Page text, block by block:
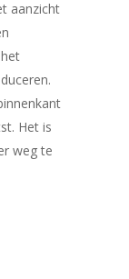
aanzicht
Het is
weg te